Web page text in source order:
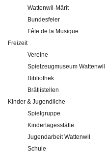
Wattenwil-Märit
Bundesfeier
Fête de la Musique
Freizeit
Vereine
Spielzeugmuseum Wattenwil
Bibliothek
Brätlistellen
Kinder & Jugendliche
Spielgruppe
Kindertagesstätte
Jugendarbeit Wattenwil
Schule